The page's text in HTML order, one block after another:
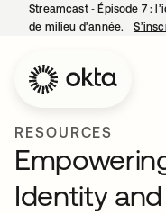
Streamcast ‑ Épisode 7 :
de milieu d’année.
RESOURCES
Identity